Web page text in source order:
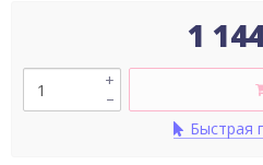
1
–
+
Быстрая